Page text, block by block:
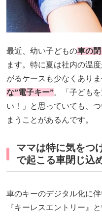
最近、幼い子どもの車の
ます。特に夏は社内の温
がるケースも少なくあり
な”電子キー”。「子ども
い！」と思っていても、
まうことがあるんです。
ママは特に気をつ
で起こる車閉じ込
車のキーのデジタル化に
『キーレスエントリー』